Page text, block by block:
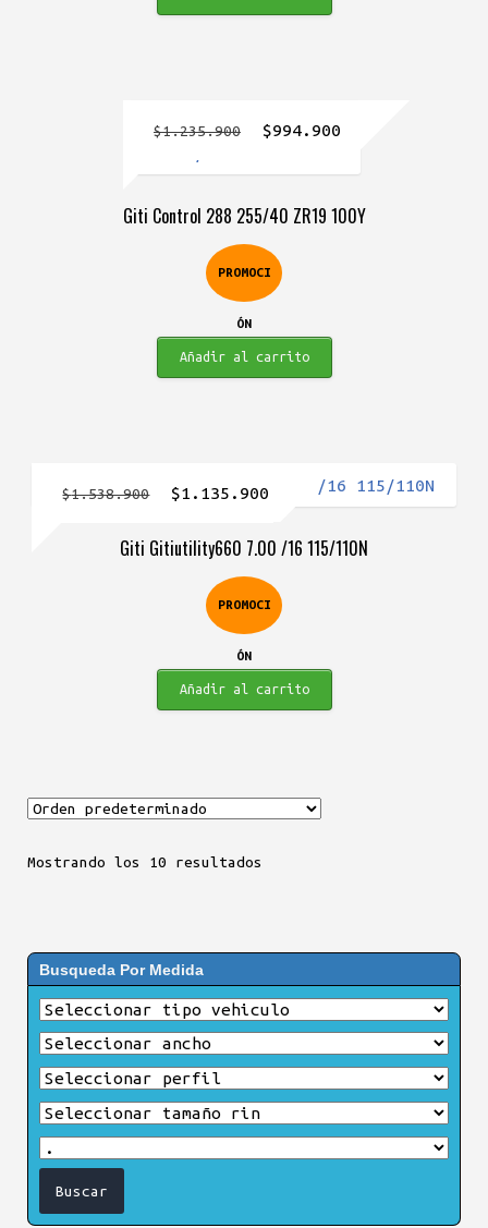
Giti Control 288 255/40 ZR19 100Y
PROMOCI
ÓN
$1.235.900
El
era:
$1.235.900.
$994.900El
es:
Añadir al carrito
Giti Gitiutility660 7.00 /16 115/110N
PROMOCI
ÓN
$1.538.900
El
original
$1.538.900.
$1.135.900
actual
es:
$1.135.900.
Añadir al carrito
Mostrando los 10 resultados
Busqueda Por Medida